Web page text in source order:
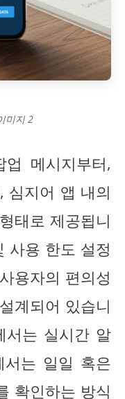
미지 2
메시지부터,
심지어 앱 내의
태로 제공됩니
사용 한도 설정
용자의 편의성
계되어 있습니
서는 실시간 알
서는 일일 혹은
확인하는 방식